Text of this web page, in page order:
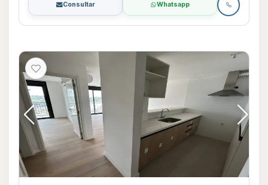
Consultar Whatsapp